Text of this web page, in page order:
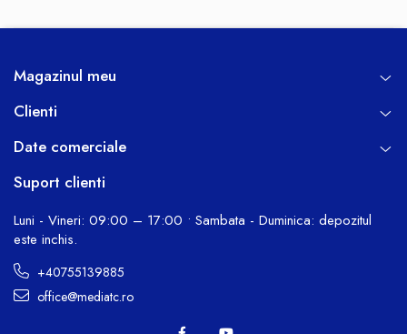
Magazinul meu
Clienti
Date comerciale
Suport clienti
Luni - Vineri: 09:00 – 17:00 • Sambata - Duminica: depozitul
este inchis.
+40755139885
office@mediatc.ro